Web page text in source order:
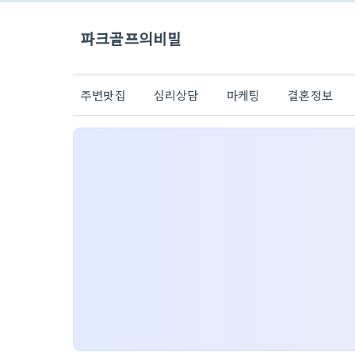
파크골프의비밀
주변맛집 심리상담 마케팅 결혼정보